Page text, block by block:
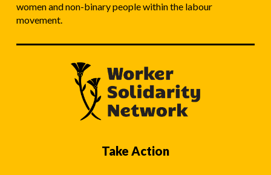
women and non-binary people within the labour
movement.
Take Action